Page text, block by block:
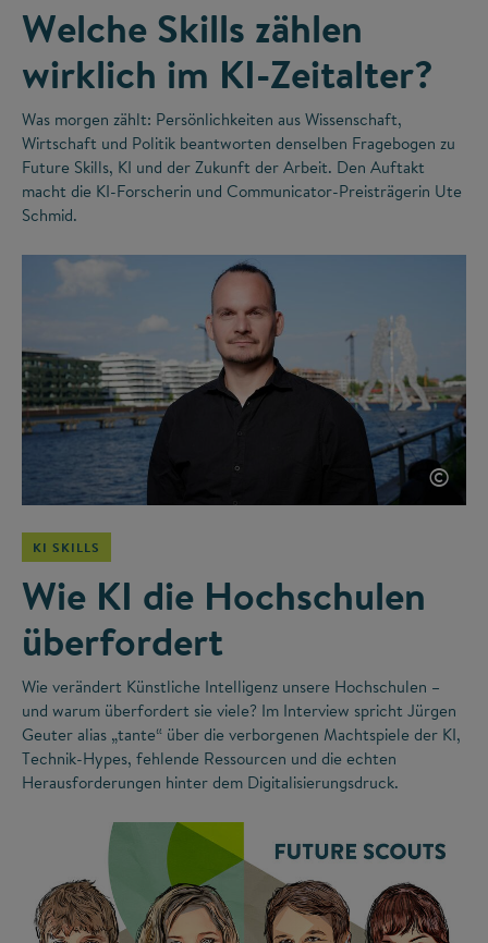
Welche Skills zählen
wirklich im KI-Zeitalter?
Was morgen zählt: Persönlichkeiten aus Wissenschaft,
Wirtschaft und Politik beantworten denselben Fragebogen zu
Future Skills, KI und der Zukunft der Arbeit. Den Auftakt
macht die KI-Forscherin und Communicator-Preisträgerin Ute
Schmid.
©
KI SKILLS
Wie KI die Hochschulen
überfordert
Wie verändert Künstliche Intelligenz unsere Hochschulen –
und warum überfordert sie viele? Im Interview spricht Jürgen
Geuter alias „tante“ über die verborgenen Machtspiele der KI,
Technik-Hypes, fehlende Ressourcen und die echten
Herausforderungen hinter dem Digitalisierungsdruck.